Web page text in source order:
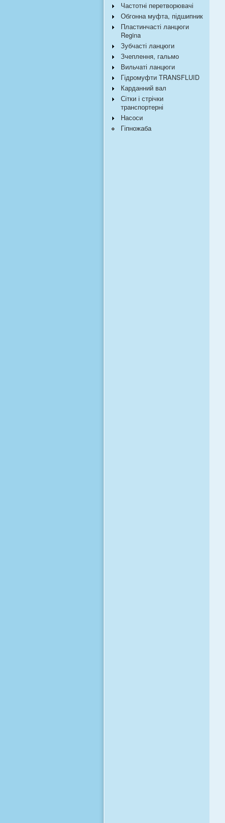
Частотні перетворювачі
Обгонна муфта, підшипник
Пластинчасті ланцюги
Regina
Зубчасті ланцюги
Зчеплення, гальмо
Вильчаті ланцюги
Гідромуфти TRANSFLUID
Карданний вал
Сітки і стрічки
транспортерні
Насоси
Гіпножаба